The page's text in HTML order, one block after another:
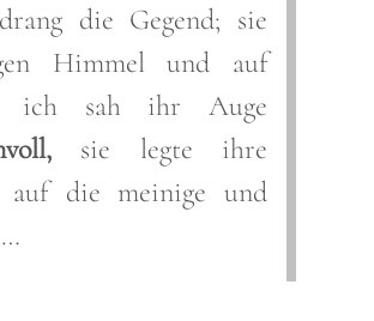
die Gegend; sie
Himmel und auf
ich sah ihr Auge
sie legte ihre
auf die meinige und